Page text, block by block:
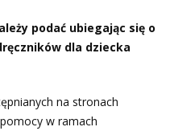
podać ubiegając się o
dla dziecka
na stronach
w ramach